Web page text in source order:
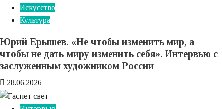
Искусство
Культура
Юрий Ерышев. «Не чтобы изменить мир, а
чтобы не дать миру изменить себя». Интервью с
заслуженным художником России
28.06.2026